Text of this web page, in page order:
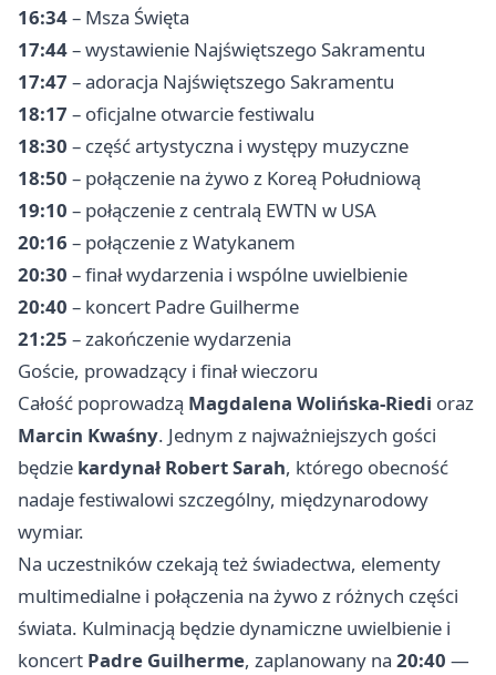
16:34– Msza Święta
17:44– wystawienie Najświętszego Sakramentu
17:47 – adoracja Najświętszego Sakramentu
18:17 – oficjalne otwarcie festiwalu
18:30 – część artystyczna i występy muzyczne
18:50 – połączenie na żywo z Koreą Południową
19:10 – połączenie z centralą EWTN w USA
20:16 – połączenie z Watykanem
20:30 – finał wydarzenia i wspólne uwielbienie
20:40 – koncert Padre Guilherme
21:25 – zakończenie wydarzenia
Goście, prowadzący i finał wieczoru
Całość poprowadzą Magdalena Wolińska-Riedi oraz
Marcin Kwaśny. Jednym z najważniejszych gości
będzie kardynał Robert Sarah, którego obecność
nadaje festiwalowi szczególny, międzynarodowy
wymiar.
Na uczestników czekają też świadectwa, elementy
multimedialne i połączenia na żywo z różnych części
świata. Kulminacją będzie dynamiczne uwielbienie i
koncert Padre Guilherme, zaplanowany na 20:40 —